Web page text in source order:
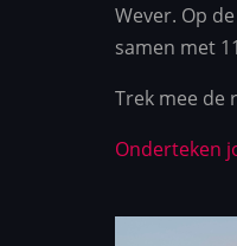
Wever. Op
samen met
Trek mee de
Onderteken